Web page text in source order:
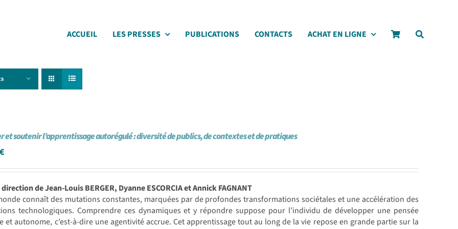
ACCUEIL LES PRESSES PUBLICATIONS CONTACTS ACHAT EN LIGNE
et soutenir l’apprentissage autorégulé : diversité de publics, de contextes et de pratiques
€
de Jean-Louis BERGER, Dyanne ESCORCIA et Annick FAGNANT
connaît des mutations constantes, marquées par de profondes transformations sociétales et une accélération des
technologiques. Comprendre ces dynamiques et y répondre suppose pour l’individu de développer une pensée
et autonome, c’est-à-dire une agentivité accrue. Cet apprentissage tout au long de la vie repose en grande partie sur la